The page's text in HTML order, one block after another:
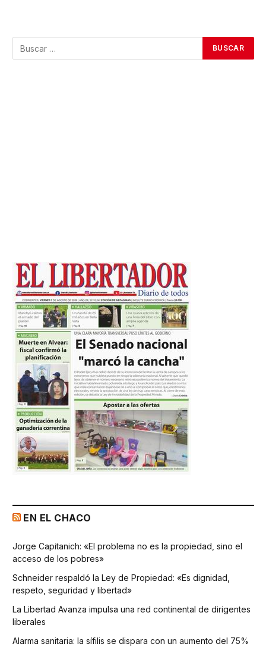
EN EL CHACO
Jorge Capitanich: «El problema no es la propiedad, sino el
acceso de los pobres»
Schneider respaldó la Ley de Propiedad: «Es dignidad,
respeto, seguridad y libertad»
La Libertad Avanza impulsa una red continental de dirigentes
liberales
Alarma sanitaria: la sífilis se dispara con un aumento del 75%